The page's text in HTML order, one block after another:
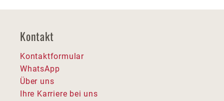
Kontakt
Kontaktformular
WhatsApp
Über uns
Ihre Karriere bei uns